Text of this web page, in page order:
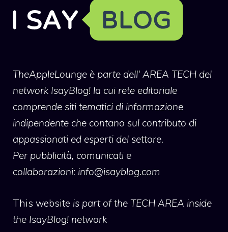
TheAppleLounge è parte dell' AREA TECH del
network IsayBlog! la cui rete editoriale
comprende siti tematici di informazione
indipendente che contano sul contributo di
appassionati ed esperti del settore.
Per pubblicità, comunicati e
collaborazioni: info@isayblog.com
This website is part of the TECH AREA inside
the IsayBlog! network